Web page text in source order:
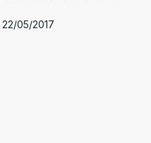
22/05/2017